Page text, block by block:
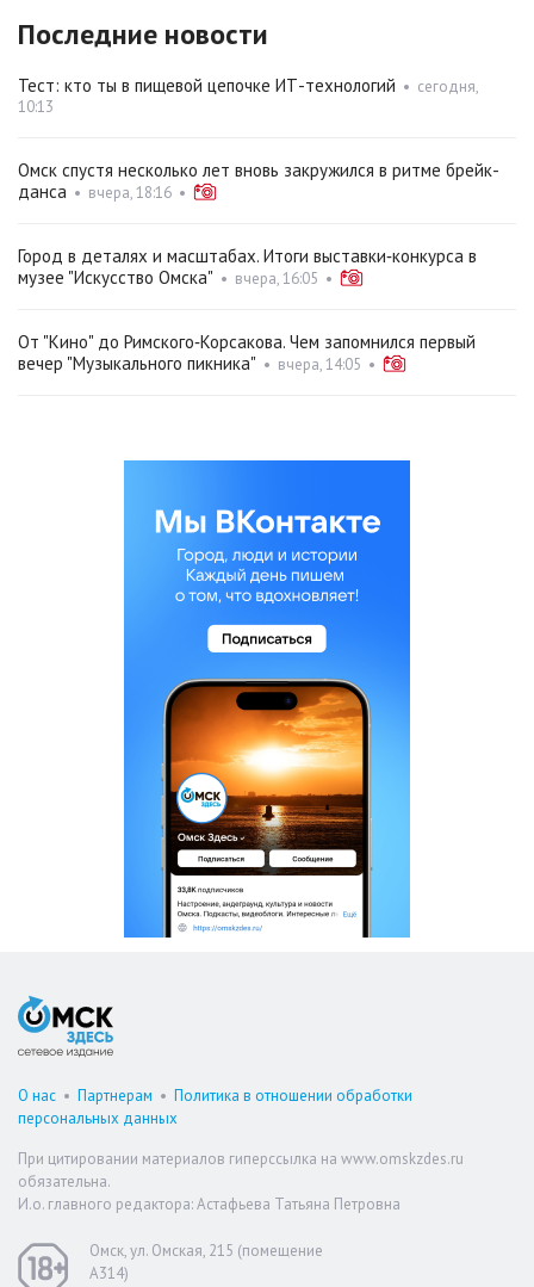
Последние новости
Тест: кто ты в пищевой цепочке ИТ-технологий • сегодня,
10:13
Омск спустя несколько лет вновь закружился в ритме брейк-
данса • вчера, 18:16 •
Город в деталях и масштабах. Итоги выставки‑конкурса в
музее "Искусство Омска" • вчера, 16:05 •
От "Кино" до Римского‑Корсакова. Чем запомнился первый
вечер "Музыкального пикника" • вчера, 14:05 •
О нас • Партнерам • Политика в отношении обработки
персональных данных
При цитировании материалов гиперссылка на www.omskzdes.ru
обязательна.
И.о. главного редактора: Астафьева Татьяна Петровна
Омск, ул. Омская, 215 (помещение
А314)